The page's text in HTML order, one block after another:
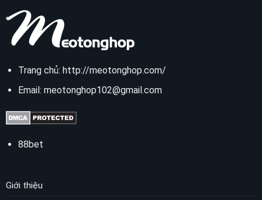
Trang chủ: http://meotonghop.com/
Email: meotonghop102@gmail.com
88bet
Giới thiệu